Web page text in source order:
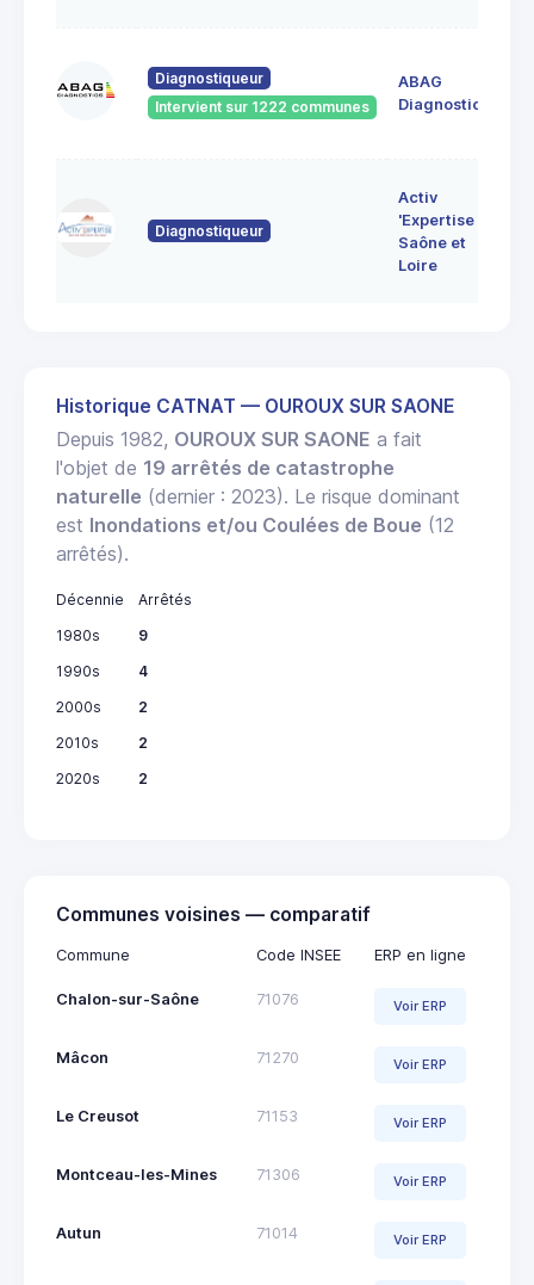
Diagnostiqueur
Intervient sur 1222 communes
ABAG
Diagnostics
Diagnostiqueur
Activ
'Expertise
Saône et
Loire
Historique CATNAT — OUROUX SUR SAONE
Depuis 1982, OUROUX SUR SAONE a fait
l'objet de 19 arrêtés de catastrophe
naturelle (dernier : 2023). Le risque dominant
est Inondations et/ou Coulées de Boue (12
arrêtés).
Décennie
Arrêtés
1980s
9
1990s
4
2000s
2
2010s
2
2020s
2
Communes voisines — comparatif
Commune Code INSEE ERP en ligne
Chalon-sur-Saône 71076 Voir ERP
Mâcon 71270 Voir ERP
Le Creusot 71153 Voir ERP
Montceau-les-Mines 71306 Voir ERP
Autun 71014 Voir ERP